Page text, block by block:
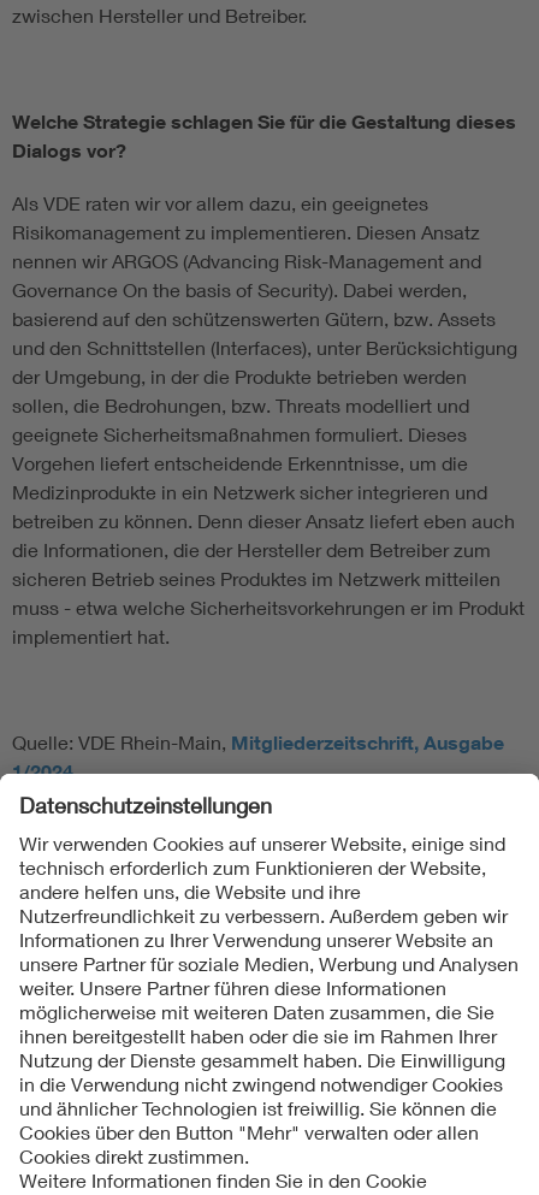
zwischen Hersteller und Betreiber.
Welche Strategie schlagen Sie für die Gestaltung dieses
Dialogs vor?
Als VDE raten wir vor allem dazu, ein geeignetes
Risikomanagement zu implementieren. Diesen Ansatz
nennen wir ARGOS (Advancing Risk-Management and
Governance On the basis of Security). Dabei werden,
basierend auf den schützenswerten Gütern, bzw. Assets
und den Schnittstellen (Interfaces), unter Berücksichtigung
der Umgebung, in der die Produkte betrieben werden
sollen, die Bedrohungen, bzw. Threats modelliert und
geeignete Sicherheitsmaßnahmen formuliert. Dieses
Vorgehen liefert entscheidende Erkenntnisse, um die
Medizinprodukte in ein Netzwerk sicher integrieren und
betreiben zu können. Denn dieser Ansatz liefert eben auch
die Informationen, die der Hersteller dem Betreiber zum
sicheren Betrieb seines Produktes im Netzwerk mitteilen
muss - etwa welche Sicherheitsvorkehrungen er im Produkt
implementiert hat.
Quelle: VDE Rhein-Main, Mitgliederzeitschrift, Ausgabe
1/2024
Folgen Sie uns
Kontakte
Service
Impressum